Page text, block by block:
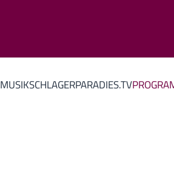
MUSIKSCHLAGERPARADIES.TV